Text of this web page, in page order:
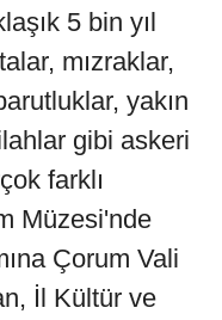
5 bin yıl
mızraklar,
yakın
gibi askeri
farklı
Müzesi'nde
Çorum Vali
İl Kültür ve